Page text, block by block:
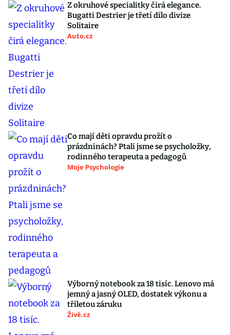
Z okruhové specialitky čirá elegance.
Bugatti Destrier je třetí dílo divize
Solitaire
Auto.cz
Co mají děti opravdu prožít o
prázdninách? Ptali jsme se psycholožky,
rodinného terapeuta a pedagogů
Moje Psychologie
Výborný notebook za 18 tisíc. Lenovo má
jemný a jasný OLED, dostatek výkonu a
tříletou záruku
Živě.cz